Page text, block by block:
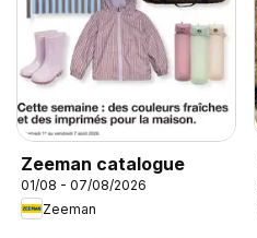
Zeeman catalogue
01/08 - 07/08/2026
Zeeman